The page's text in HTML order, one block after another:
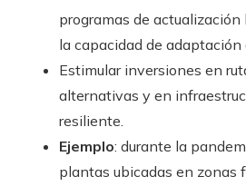
programas de
la capacidad de adaptación
Estimular inversiones en
alternativas y en
resiliente.
Ejemplo: durante la
plantas ubicadas en zonas